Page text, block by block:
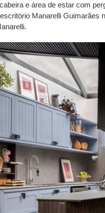
e área de estar com
Manarelli Guimarães